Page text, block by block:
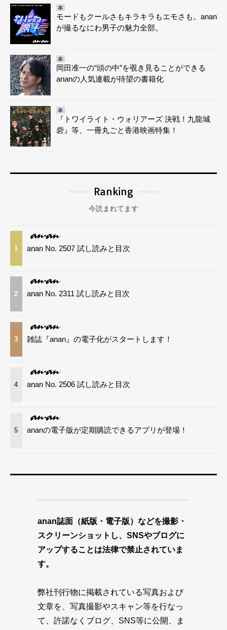
本
モードもクールさもキラキラもエモさも。anan
が撮るなにわ男子の魅力全部。
本
岡田准一の“頭の中”を覗き見ることができる
ananの人気連載が待望の書籍化
本
『トワイライト・ウォリアーズ 決戦！九龍城
砦』等、一冊丸ごと香港映画特集！
Ranking
今読まれてます
1 anan No. 2507 試し読みと目次
2 anan No. 2311 試し読みと目次
3 雑誌『anan』の電子化がスタートします！
4 anan No. 2506 試し読みと目次
5 ananの電子版が定期購読できるアプリが登場！
anan誌面（紙版・電子版）などを撮影・
スクリーンショットし、SNSやブログに
アップすることは法律で禁止されていま
す。
弊社刊行物に掲載されている写真および
文章を、写真撮影やスキャン等を行なっ
て、許諾なくブログ、SNS等に公開、ま